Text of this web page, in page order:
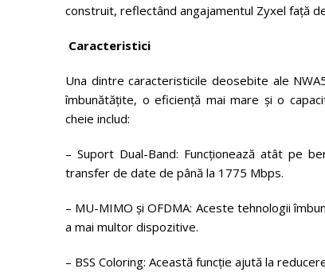
construit, reflectând angajamentul Zyxel față
Caracteristici
Una dintre caracteristicile deosebite ale
îmbunătățite, o eficiență mai mare și o
cheie includ:
– Suport Dual-Band: Funcționează atât pe
transfer de date de până la 1775 Mbps.
– MU-MIMO și OFDMA: Aceste tehnologii
a mai multor dispozitive.
– BSS Coloring: Această funcție ajută la